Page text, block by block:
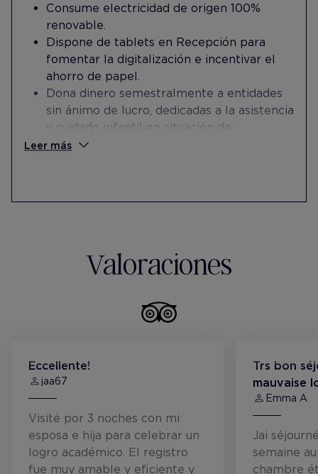
Consume electricidad de origen 100%
renovable.
Dispone de tablets en Recepción para
fomentar la digitalización e incentivar el
ahorro de papel.
Dona dinero semestralmente a entidades
sin ánimo de lucro, dedicadas a la asistencia
y cuidado infantil en situación de
vulnerabilidad por enfermedad.
Leer más
Valoraciones
Eccellente!
jaa67
Visité por 3 noches con mi
esposa e hija para celebrar un
logro académico. El registro
fue muy amable y eficiente y
Trs bon
mauvaise
Emma A
Jai
semaine
chambre